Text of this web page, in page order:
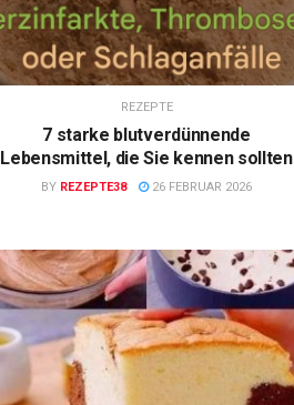
REZEPTE
7 starke blutverdünnende
Lebensmittel, die Sie kennen sollten
BY REZEPTE38 26 FEBRUAR 2026